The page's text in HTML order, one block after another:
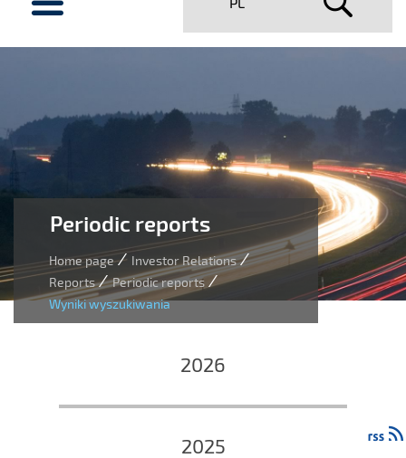
Stalexport
Autostrady
Periodic reports
Home page/ Investor Relations/
Reports/ Periodic reports/
Wyniki wyszukiwania
2026
2025